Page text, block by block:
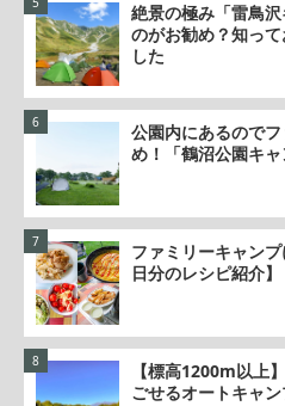
絶景の極み「雷鳥
のがお勧め？知っ
した
公園内にあるので
め！「鶴沼公園キャ
ファミリーキャン
日分のレシピ紹介】
【標高1200m以上
ごせるオートキャ